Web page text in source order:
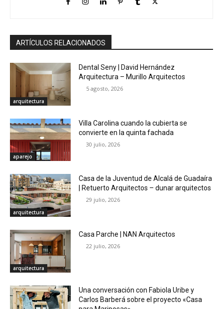
ARTÍCULOS RELACIONADOS
arquitectura
Dental Seny | David Hernández
Arquitectura – Murillo Arquitectos
5 agosto, 2026
aparejo
Villa Carolina cuando la cubierta se
convierte en la quinta fachada
30 julio, 2026
arquitectura
Casa de la Juventud de Alcalá de Guadaíra
| Retuerto Arquitectos – dunar arquitectos
29 julio, 2026
arquitectura
Casa Parche | NAN Arquitectos
22 julio, 2026
Una conversación con Fabiola Uribe y
Carlos Barberá sobre el proyecto «Casa